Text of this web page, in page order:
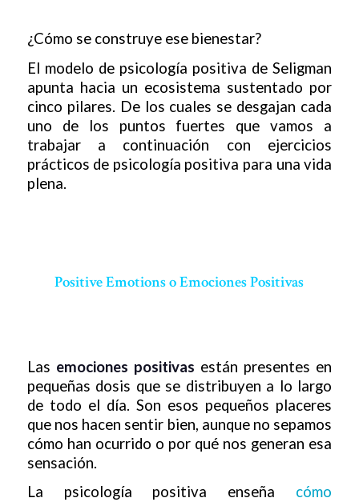
¿Cómo se construye ese bienestar?
El modelo de psicología positiva de Seligman
apunta hacia un ecosistema sustentado por
cinco pilares. De los cuales se desgajan cada
uno de los puntos fuertes que vamos a
trabajar a continuación con ejercicios
prácticos de psicología positiva para una vida
plena.
Positive Emotions o Emociones Positivas
Las emociones positivas están presentes en
pequeñas dosis que se distribuyen a lo largo
de todo el día. Son esos pequeños placeres
que nos hacen sentir bien, aunque no sepamos
cómo han ocurrido o por qué nos generan esa
sensación.
La psicología positiva enseña cómo